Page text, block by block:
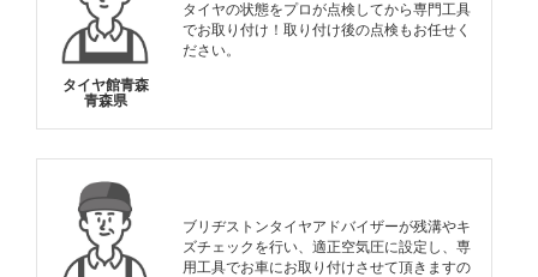
タイヤ館青森
青森県
タイヤの状態をプロが点検してから専門工具
でお取り付け！取り付け後の点検もお任せく
ださい。
ブリヂストンタイヤアドバイザーが残溝やキ
ズチェックを行い、適正空気圧に設定し、専
用工具でお車にお取り付けさせて頂きますの